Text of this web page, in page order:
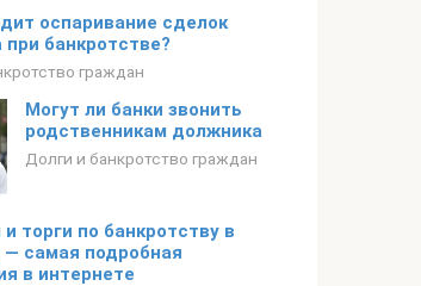
оспаривание сделок
банкротстве?
граждан
Могут ли банки звонить
родственникам должника
Долги и банкротство граждан
торги по банкротству в
— самая подробная
в интернете